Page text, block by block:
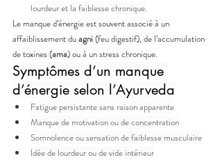
lourdeur et la faiblesse chronique.
Le manque d’énergie est souvent associé à un
affaiblissement du agni (feu digestif), de l’accumulation
de toxines (ama) ou à un stress chronique.
Symptômes d’un manque
d’énergie selon l’Ayurveda
Fatigue persistante sans raison apparente
Manque de motivation ou de concentration
Somnolence ou sensation de faiblesse musculaire
Idée de lourdeur ou de vide intérieur